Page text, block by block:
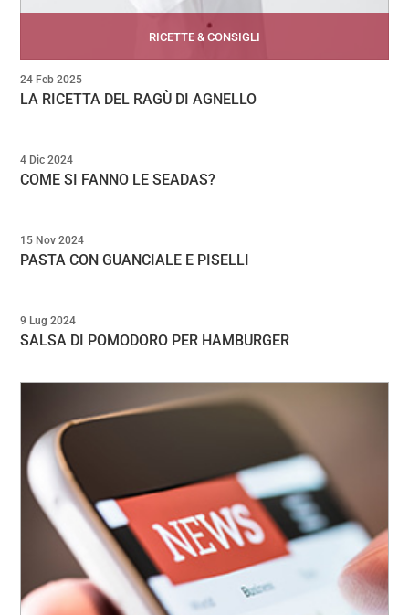
RICETTE & CONSIGLI
LA RICETTA DEL RAGÙ DI AGNELLO
24 Feb 2025
COME SI FANNO LE SEADAS?
4 Dic 2024
PASTA CON GUANCIALE E PISELLI
15 Nov 2024
SALSA DI POMODORO PER HAMBURGER
9 Lug 2024